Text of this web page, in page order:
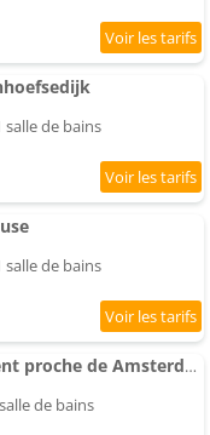
salle de bains
salle de bains
The marine Appartement proche de Amsterdam by Weltevreden Experience
de bains